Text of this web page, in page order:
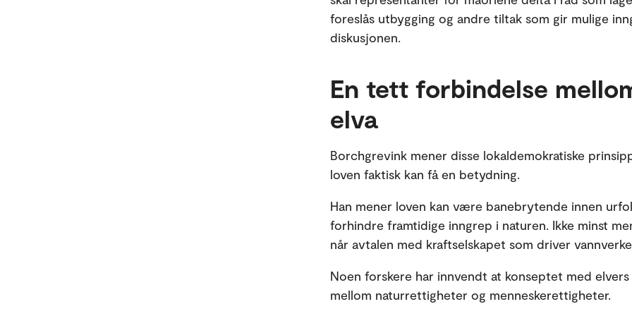
foreslås utbygging og andre tiltak som gir mulige
diskusjonen.
En tett forbindelse
elva
Borchgrevink mener disse lokaldemokratiske
loven faktisk kan få en betydning.
Han mener loven kan være banebrytende innen
forhindre framtidige inngrep i naturen. Ikke minst
når avtalen med kraftselskapet som driver
Noen forskere har innvendt at konseptet med
mellom naturrettigheter og menneskerettigheter.